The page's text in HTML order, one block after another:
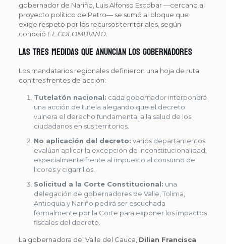
gobernador de Nariño, Luis Alfonso Escobar —cercano al
proyecto político de Petro— se sumó al bloque que
exige respeto por los recursos territoriales, según
conoció EL COLOMBIANO.
Las tres medidas que anuncian los gobernadores
Los mandatarios regionales definieron una hoja de ruta
con tres frentes de acción:
Tutelatón nacional: cada gobernador interpondrá
una acción de tutela alegando que el decreto
vulnera el derecho fundamental a la salud de los
ciudadanos en sus territorios.
No aplicación del decreto: varios departamentos
evalúan aplicar la excepción de inconstitucionalidad,
especialmente frente al impuesto al consumo de
licores y cigarrillos.
Solicitud a la Corte Constitucional: una
delegación de gobernadores de Valle, Tolima,
Antioquia y Nariño pedirá ser escuchada
formalmente por la Corte para exponer los impactos
fiscales del decreto.
La gobernadora del Valle del Cauca, Dilian Francisca